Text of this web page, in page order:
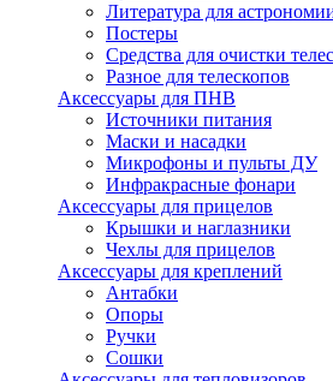
Литература для
Постеры
Средства для очистки
Разное для телескопов
Аксессуары для ПНВ
Источники питания
Маски и насадки
Микрофоны и пульты ДУ
Инфракрасные фонари
Аксессуары для прицелов
Крышки и наглазники
Чехлы для прицелов
Аксессуары для креплений
Антабки
Опоры
Ручки
Сошки